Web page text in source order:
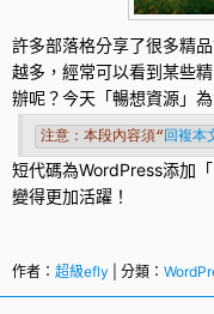
許多部落格分享了很多精
越多，經常可以看到某些
辦呢？今天「暢想資源」
注意：本段內容須“ 回複本
短代碼為WordPress添加「
變得更加活躍！
作者： 超級efly | 分類：